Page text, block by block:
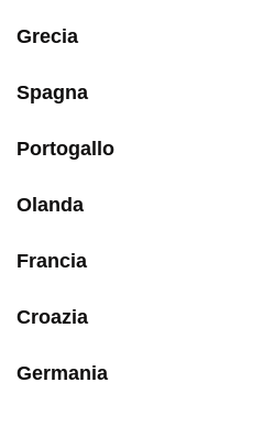
Grecia
Spagna
Portogallo
Olanda
Francia
Croazia
Germania